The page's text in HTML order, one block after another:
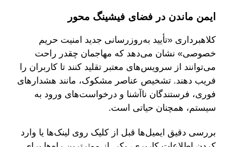
ایمن ماندن در فضای فیشینگ محور
کلاهبرداری «تأیید به‌روزرسانی جدید امنیت حریم
خصوصی» نشان می‌دهد که مهاجمان چقدر راحت
می‌توانند از سرویس‌های معتبر تقلید کنند تا کاربران را
فریب دهند. تشخیص عناصر مشکوک، مانند هشدارهای
فوری، فرستندگان ناآشنا و درخواست‌های ورود به
سیستم، همچنان حیاتی است.
بررسی دقیق ایمیل‌ها قبل از کلیک روی لینک‌ها یا وارد